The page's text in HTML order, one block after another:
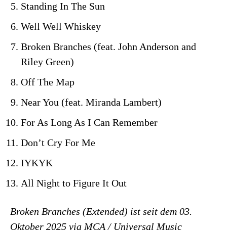
Standing In The Sun
Well Well Whiskey
Broken Branches (feat. John Anderson and
Riley Green)
Off The Map
Near You (feat. Miranda Lambert)
For As Long As I Can Remember
Don’t Cry For Me
IYKYK
All Night to Figure It Out
Broken Branches (Extended) ist seit dem 03.
Oktober 2025 via MCA / Universal Music